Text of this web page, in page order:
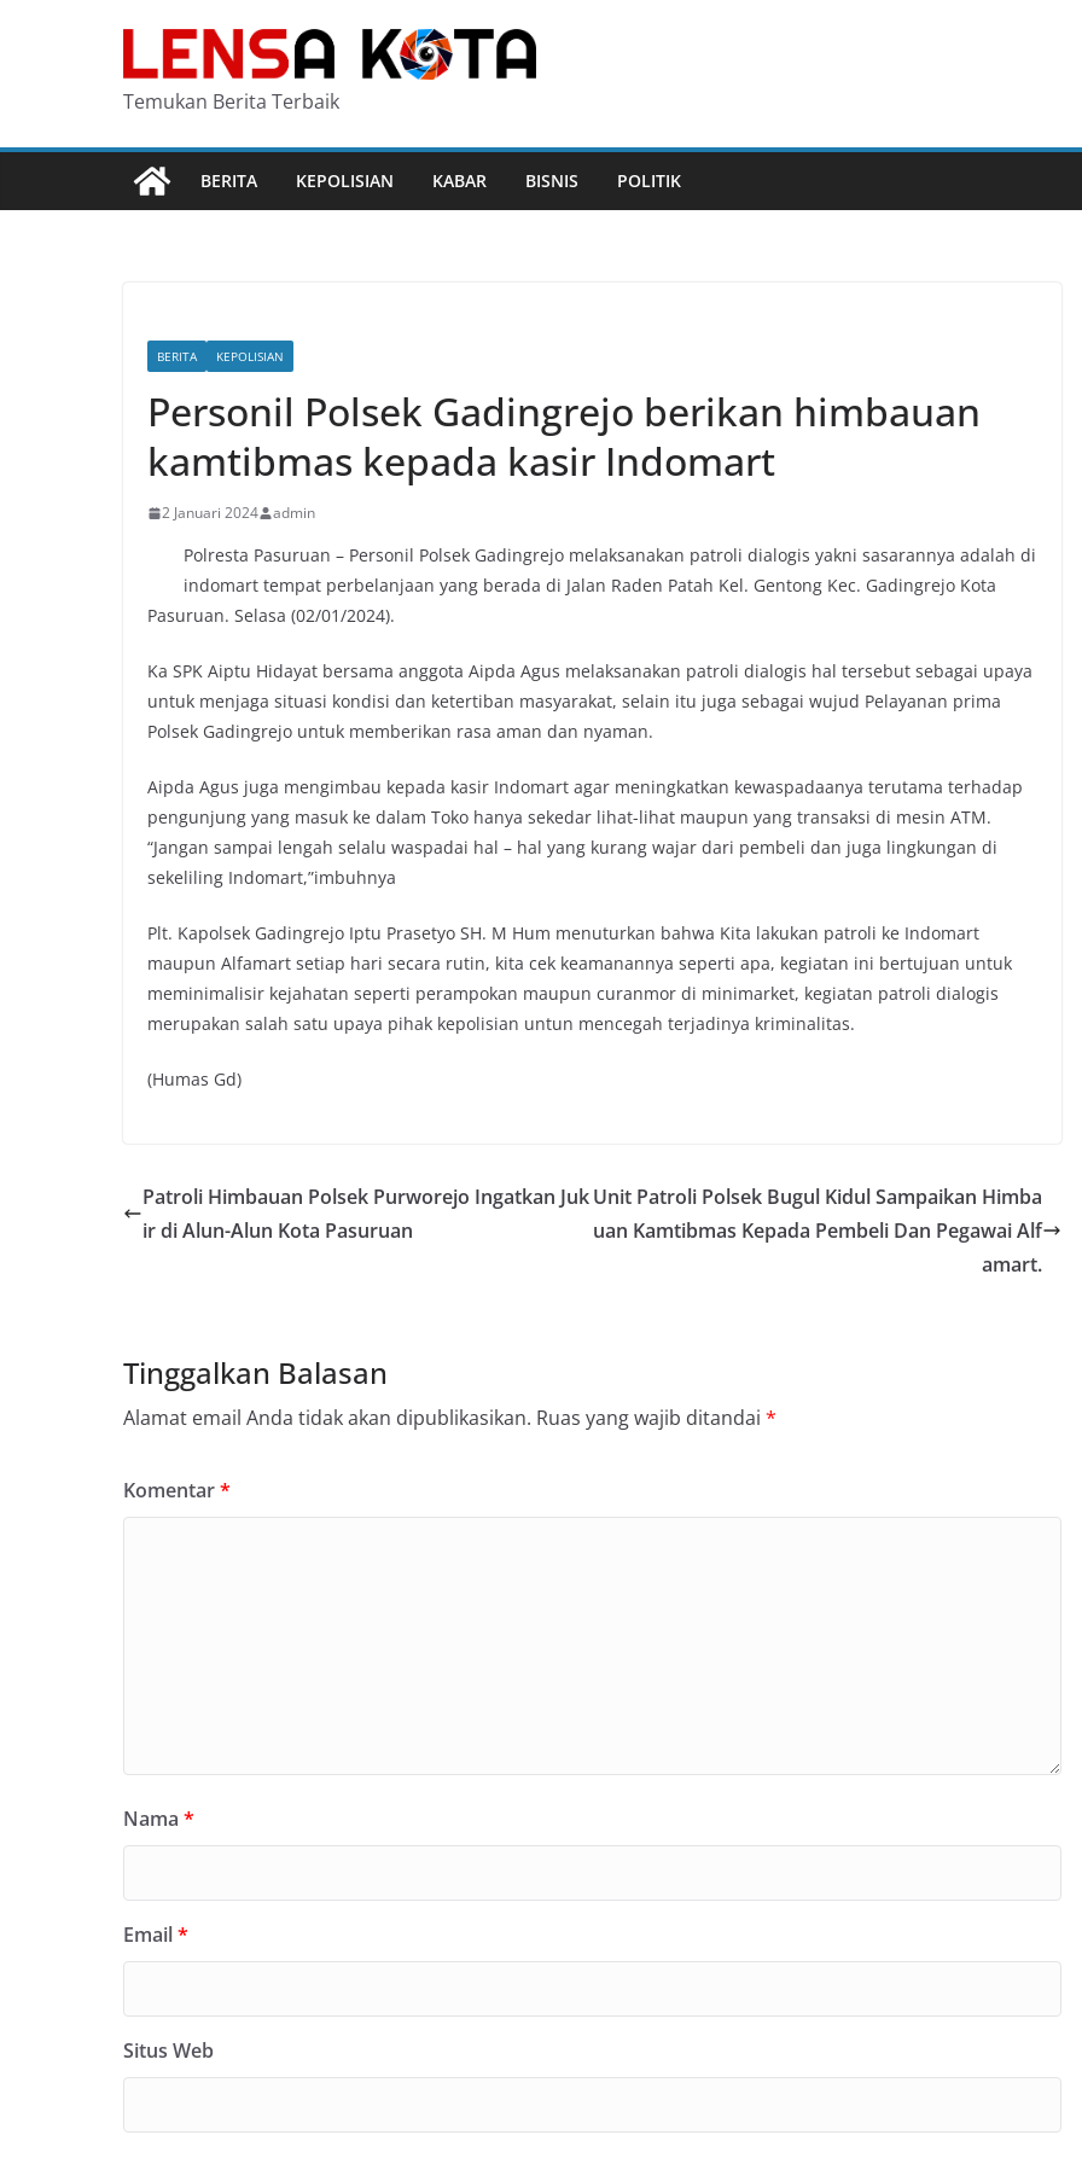
Temukan Berita Terbaik
BERITA KEPOLISIAN KABAR BISNIS POLITIK
BERITA KEPOLISIAN
Personil Polsek Gadingrejo berikan himbauan
kamtibmas kepada kasir Indomart
2 Januari 2024 admin
Polresta Pasuruan – Personil Polsek Gadingrejo melaksanakan patroli dialogis yakni sasarannya adalah di
indomart tempat perbelanjaan yang berada di Jalan Raden Patah Kel. Gentong Kec. Gadingrejo Kota
Pasuruan. Selasa (02/01/2024).
Ka SPK Aiptu Hidayat bersama anggota Aipda Agus melaksanakan patroli dialogis hal tersebut sebagai upaya
untuk menjaga situasi kondisi dan ketertiban masyarakat, selain itu juga sebagai wujud Pelayanan prima
Polsek Gadingrejo untuk memberikan rasa aman dan nyaman.
Aipda Agus juga mengimbau kepada kasir Indomart agar meningkatkan kewaspadaanya terutama terhadap
pengunjung yang masuk ke dalam Toko hanya sekedar lihat-lihat maupun yang transaksi di mesin ATM.
“Jangan sampai lengah selalu waspadai hal – hal yang kurang wajar dari pembeli dan juga lingkungan di
sekeliling Indomart,”imbuhnya
Plt. Kapolsek Gadingrejo Iptu Prasetyo SH. M Hum menuturkan bahwa Kita lakukan patroli ke Indomart
maupun Alfamart setiap hari secara rutin, kita cek keamanannya seperti apa, kegiatan ini bertujuan untuk
meminimalisir kejahatan seperti perampokan maupun curanmor di minimarket, kegiatan patroli dialogis
merupakan salah satu upaya pihak kepolisian untun mencegah terjadinya kriminalitas.
(Humas Gd)
Patroli Himbauan Polsek Purworejo Ingatkan Juk
ir di Alun-Alun Kota Pasuruan
Unit Patroli Polsek Bugul Kidul Sampaikan Himba
uan Kamtibmas Kepada Pembeli Dan Pegawai Alf
amart.
Tinggalkan Balasan
Alamat email Anda tidak akan dipublikasikan. Ruas yang wajib ditandai *
Komentar*
Nama *
Email*
Situs Web